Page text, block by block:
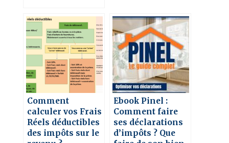
Comment
calculer vos Frais
Réels déductibles
des impôts sur le
Ebook Pinel :
Comment faire
ses déclarations
d’impôts ? Que